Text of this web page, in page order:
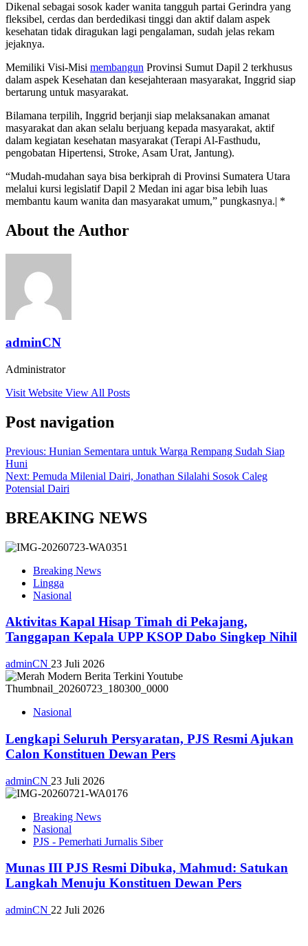
Dikenal sebagai sosok kader wanita tangguh partai Gerindra yang
fleksibel, cerdas dan berdedikasi tinggi dan aktif dalam aspek
kesehatan tidak diragukan lagi pengalaman, sudah jelas rekam
jejaknya.
Memiliki Visi-Misi membangun Provinsi Sumut Dapil 2 terkhusus
dalam aspek Kesehatan dan kesejahteraan masyarakat, Inggrid siap
bertarung untuk masyarakat.
Bilamana terpilih, Inggrid berjanji siap melaksanakan amanat
masyarakat dan akan selalu berjuang kepada masyarakat, aktif
dalam kegiatan kesehatan masyarakat (Terapi Al-Fasthudu,
pengobatan Hipertensi, Stroke, Asam Urat, Jantung).
“Mudah-mudahan saya bisa berkiprah di Provinsi Sumatera Utara
melalui kursi legislatif Dapil 2 Medan ini agar bisa lebih luas
membantu kaum wanita dan masyarakat umum,” pungkasnya.| *
About the Author
adminCN
Administrator
Visit Website View All Posts
Post navigation
Previous: Hunian Sementara untuk Warga Rempang Sudah Siap
Huni
Next: Pemuda Milenial Dairi, Jonathan Silalahi Sosok Caleg
Potensial Dairi
BREAKING NEWS
Breaking News
Lingga
Nasional
Aktivitas Kapal Hisap Timah di Pekajang,
Tanggapan Kepala UPP KSOP Dabo Singkep Nihil
adminCN 23 Juli 2026
Nasional
Lengkapi Seluruh Persyaratan, PJS Resmi Ajukan
Calon Konstituen Dewan Pers
adminCN 23 Juli 2026
Breaking News
Nasional
PJS - Pemerhati Jurnalis Siber
Munas III PJS Resmi Dibuka, Mahmud: Satukan
Langkah Menuju Konstituen Dewan Pers
adminCN 22 Juli 2026